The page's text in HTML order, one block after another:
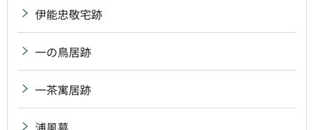
伊能忠敬宅跡
一の鳥居跡
一茶寓居跡